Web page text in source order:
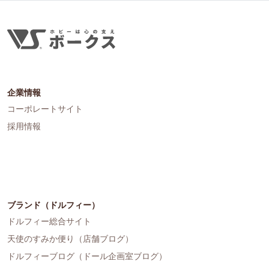
企業情報
コーポレートサイト
採用情報
ブランド（ドルフィー）
ドルフィー総合サイト
天使のすみか便り（店舗ブログ）
ドルフィーブログ（ドール企画室ブログ）